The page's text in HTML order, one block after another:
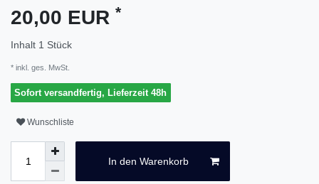
20,00 EUR *
Inhalt 1 Stück
* inkl. ges. MwSt.
Sofort versandfertig, Lieferzeit 48h
Wunschliste
In den Warenkorb